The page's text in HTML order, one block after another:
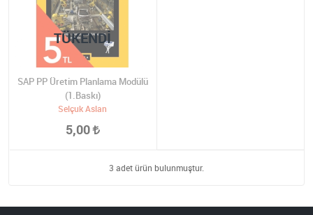
SAP PP Üretim Planlama Modülü
(1.Baskı)
Selçuk Aslan
5,00
TÜKENDI
3 adet ürün bulunmuştur.